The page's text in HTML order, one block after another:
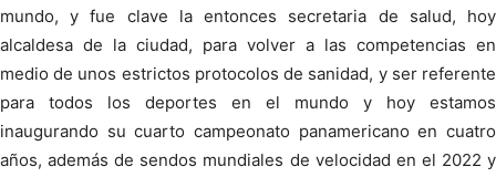
mundo, y fue clave la entonces secretaria de salud, hoy
alcaldesa de la ciudad, para volver a las competencias en
medio de unos estrictos protocolos de sanidad, y ser referente
para todos los deportes en el mundo y hoy estamos
inaugurando su cuarto campeonato panamericano en cuatro
años, además de sendos mundiales de velocidad en el 2022 y